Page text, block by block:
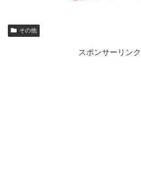
その他
スポンサーリンク